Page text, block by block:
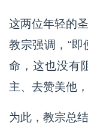
这两位年轻的
教宗强调，“
命，这也没有
主、去赞美他
为此，教宗总